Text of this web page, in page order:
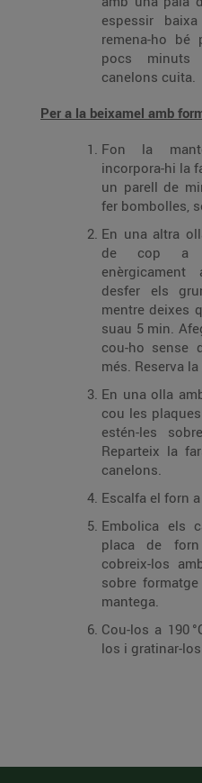
espessir
remena-ho bé
pocs
canelons cuita.
Per a la beixamel amb
Fon la
incorpora-hi la
un parell de
fer bombolles,
En una altra
de cop a
desfer els
mentre deixes
suau 5 min.
cou-ho sense
més. Reserva
En una olla
cou les
estén-les
Reparteix la
canelons.
Escalfa el forn a
Embolica els
placa de
cobreix-los
sobre
mantega.
Cou-los a 190
los i gratinar-